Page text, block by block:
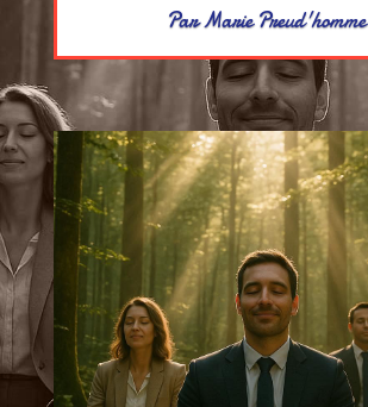
Par Marie Preud'homme